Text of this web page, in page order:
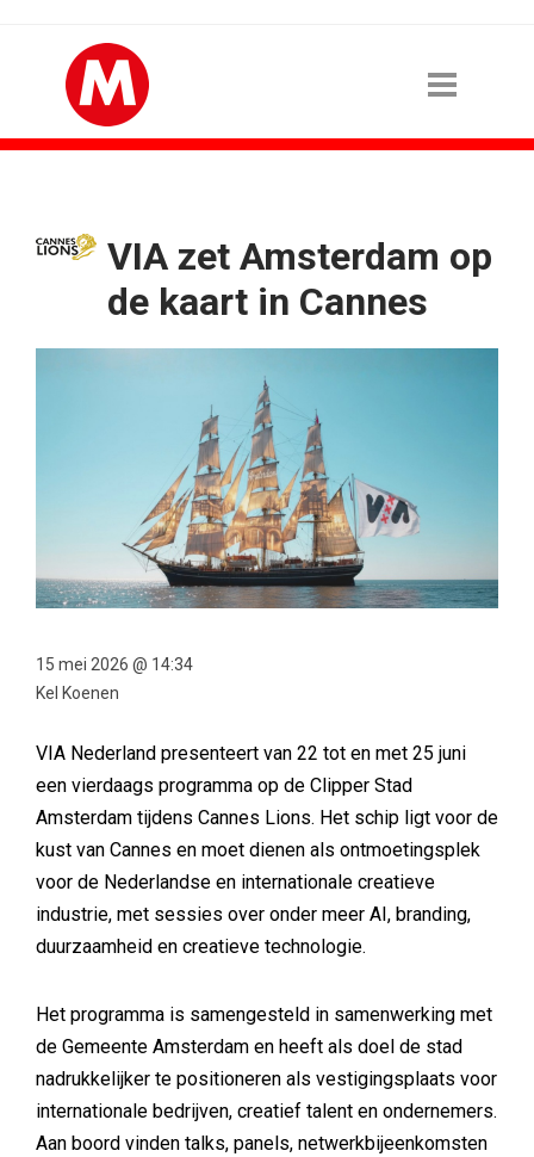
VIA zet Amsterdam op
de kaart in Cannes
15 mei 2026 @ 14:34
Kel Koenen
VIA Nederland presenteert van 22 tot en met 25 juni
een vierdaags programma op de Clipper Stad
Amsterdam tijdens Cannes Lions. Het schip ligt voor de
kust van Cannes en moet dienen als ontmoetingsplek
voor de Nederlandse en internationale creatieve
industrie, met sessies over onder meer AI, branding,
duurzaamheid en creatieve technologie.
Het programma is samengesteld in samenwerking met
de Gemeente Amsterdam en heeft als doel de stad
nadrukkelijker te positioneren als vestigingsplaats voor
internationale bedrijven, creatief talent en ondernemers.
Aan boord vinden talks, panels, netwerkbijeenkomsten